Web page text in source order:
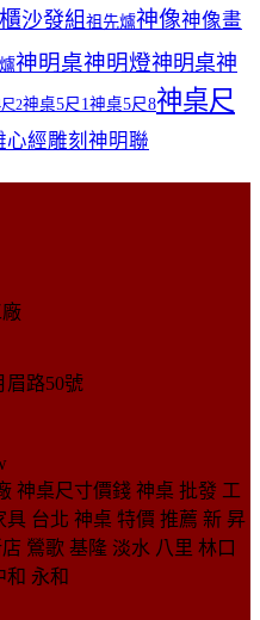
沙發組祖先爐神像神像畫
神明桌神明燈神明桌神
2神桌5尺1神桌5尺8神桌尺
心經雕刻神明聯
眉路50號
神桌尺寸價錢 神桌 批發 工
台北 神桌 特價 推薦 新 昇
鶯歌 基隆 淡水 八里 林口
和 永和